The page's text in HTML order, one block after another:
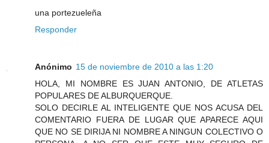
una portezueleña
Responder
Anónimo 15 de noviembre de 2010 a las 1:20
HOLA, MI NOMBRE ES JUAN ANTONIO, DE ATLETAS
POPULARES DE ALBURQUERQUE.
SOLO DECIRLE AL INTELIGENTE QUE NOS ACUSA DEL
COMENTARIO FUERA DE LUGAR QUE APARECE AQUI
QUE NO SE DIRIJA NI NOMBRE A NINGUN COLECTIVO O